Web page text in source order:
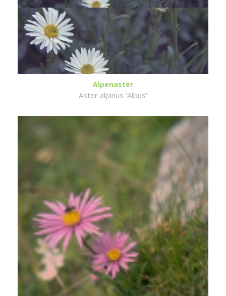
Alpenaster
Aster alpinus 'Albus'